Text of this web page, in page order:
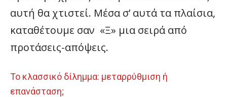
αυτή θα χτιστεί. Μέσα σ’ αυτά τα πλαίσια,
καταθέτουμε σαν «Ξ» μια σειρά από
προτάσεις-απόψεις.
Το κλασσικό δίλημμα: μεταρρύθμιση ή
επανάσταση;